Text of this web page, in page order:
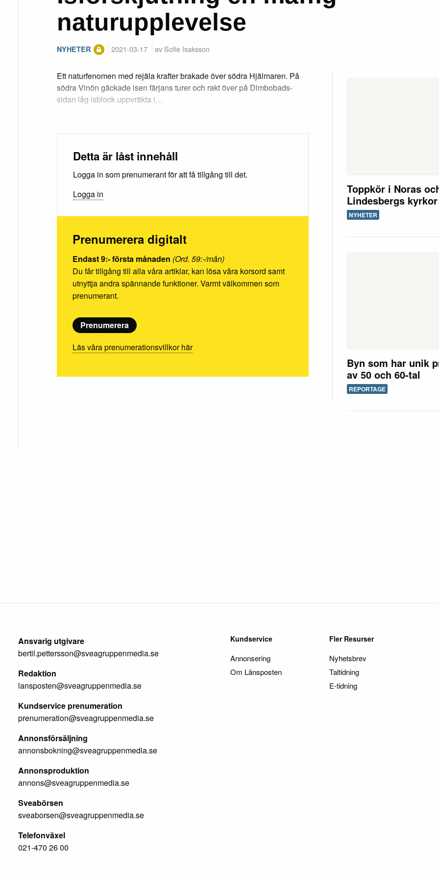
naturupplevelse
NYHETER 2021-03-17 av Sofie Isaksson
Ett naturfenomen med rejäla krafter brakade över södra Hjälmaren. På
södra Vinön gäckade isen färjans turer och rakt över på Dimbobads-
sidan låg isblock uppvräkta i…
Detta är låst innehåll
Logga in som prenumerant för att få tillgång till det.
Logga in
Prenumerera digitalt
Endast 9:- första månaden (Ord. 59:-/mån)
Du får tillgång till alla våra artiklar, kan lösa våra korsord samt
utnyttja andra spännande funktioner. Varmt välkommen som
prenumerant.
Prenumerera
Läs våra prenumerationsvillkor här
Toppkör i Noras
Lindesbergs kyrkor
NYHETER
Byn som har unik
av 50 och 60-tal
REPORTAGE
Ansvarig utgivare
bertil.pettersson@sveagruppenmedia.se
Redaktion
lansposten@sveagruppenmedia.se
Kundservice prenumeration
prenumeration@sveagruppenmedia.se
Annonsförsäljning
annonsbokning@sveagruppenmedia.se
Annonsproduktion
annons@sveagruppenmedia.se
Sveabörsen
sveaborsen@sveagruppenmedia.se
Telefonväxel
021-470 26 00
Kundservice
Annonsering
Om Länsposten
Fler Resurser
Nyhetsbrev
Taltidning
E-tidning